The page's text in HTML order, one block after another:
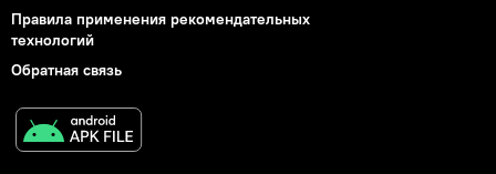
Правила применения рекомендательных
технологий
Обратная связь